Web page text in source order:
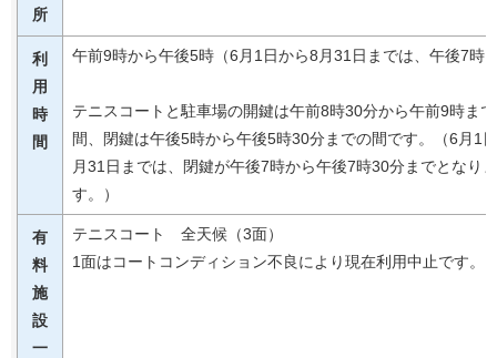
所
利
用
時
間
午前9時から午後5時（6月1日から8月31日までは、午後7時
テニスコートと駐車場の開鍵は午前8時30分から午前9時ま
間、閉鍵は午後5時から午後5時30分までの間です。（6月1
月31日までは、閉鍵が午後7時から午後7時30分までとなりま
す。）
有
料
施
設
一
テニスコート 全天候（3面）
1面はコートコンディション不良により現在利用中止です。